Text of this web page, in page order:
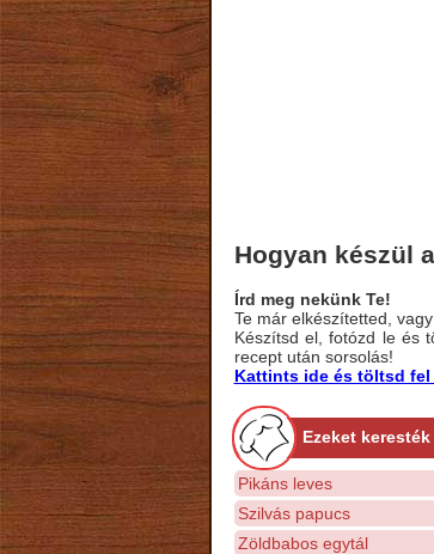
Hogyan készül
Írd meg nekünk Te!
Te már elkészítetted,
Készítsd el, fotózd le és
recept után sorsolás!
Kattints ide és töltsd
Ezeket
Pikáns leves
Szilvás papucs
Zöldbabos egytál